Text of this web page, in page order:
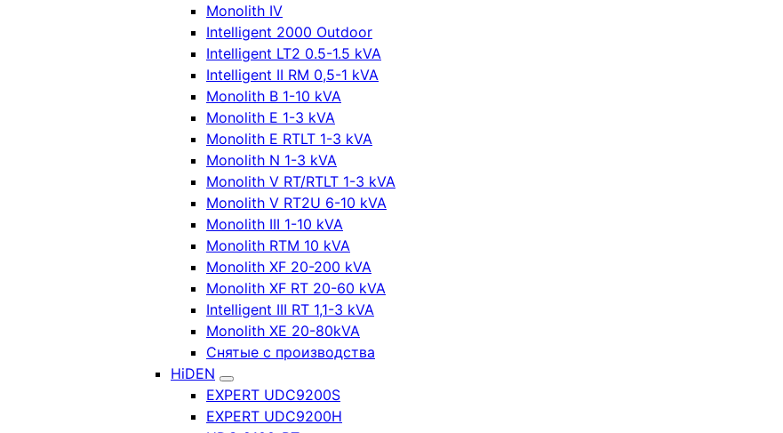
Monolith IV
Intelligent 2000 Outdoor
Intelligent LT2 0.5-1.5 kVA
Intelligent II RM 0,5-1 kVA
Monolith B 1-10 kVA
Monolith E 1-3 kVA
Monolith E RTLT 1-3 kVA
Monolith N 1-3 kVA
Monolith V RT/RTLT 1-3 kVA
Monolith V RT2U 6-10 kVA
Monolith III 1-10 kVA
Monolith RTM 10 kVA
Monolith XF 20-200 kVA
Monolith XF RT 20-60 kVA
Intelligent III RT 1,1-3 kVA
Monolith XE 20-80kVA
Снятые с производства
HiDEN
EXPERT UDC9200S
EXPERT UDC9200H